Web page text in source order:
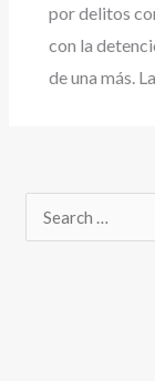
por delitos
con la
de una más.